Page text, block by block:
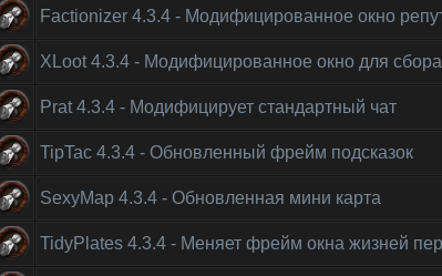
Factionizer 4.3.4 - Модифицированное окно
XLoot 4.3.4 - Модифицированное окно для сбора
Prat 4.3.4 - Модифицирует стандартный чат
TipTac 4.3.4 - Обновленный фрейм подсказок
SexyMap 4.3.4 - Обновленная мини карта
TidyPlates 4.3.4 - Меняет фрейм окна жизней